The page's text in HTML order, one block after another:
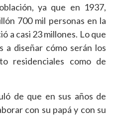
ya que en 1937,
700 mil personas en la
a casi 23 millones. Lo que
a diseñar cómo serán los
residenciales como de
de que en sus años de
con su papá y con su